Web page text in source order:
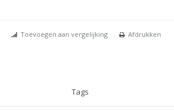
Toevoegen aan vergelijking Afdrukken
Tags